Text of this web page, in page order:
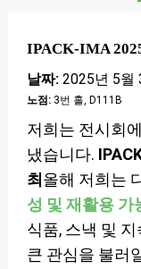
IPACK-IMA
날짜:2025년 5월
노점:3번 홀, D111B
저희는 전시회
냈습니다.
최 올해 저희는
성 및 재활용 가
식품, 스낵 및
큰 관심을 불러